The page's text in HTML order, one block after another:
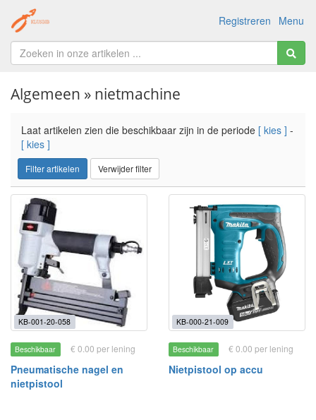
Menu
Registreren
Algemeen » nietmachine
Laat artikelen zien die beschikbaar zijn in de periode [ kies ] -
[ kies ]
Filter artikelen Verwijder filter
KB-001-20-058
Beschikbaar € 0.00 per lening
Pneumatische nagel en
nietpistool
KB-000-21-009
Beschikbaar € 0.00 per lening
Nietpistool op accu